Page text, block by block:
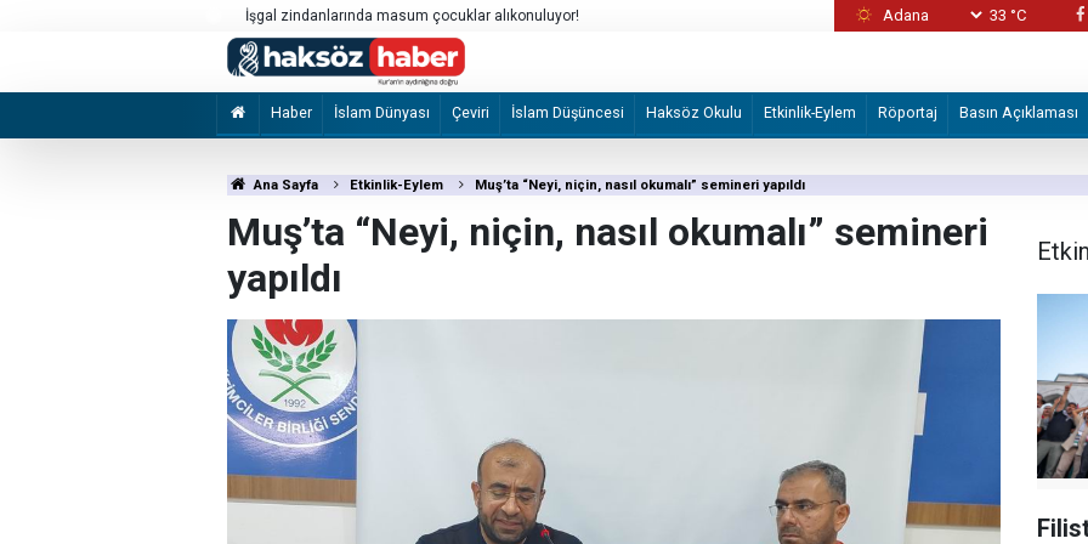
Katil Ben-Gvir'den, Filistinli esirlerin kıyafetlerine ve Kur'an-ı Kerimlerine el
konulması talimatı
İşgal askerlerinin Lübnan'da "karargah"
33 °C
Haber İslam Dünyası Çeviri İslam Düşüncesi Haksöz Okulu Etkinlik-Eylem Röportaj Basın Açıklaması
Ana Sayfa Etkinlik-Eylem Muş’ta “Neyi, niçin, nasıl okumalı” semineri yapıldı
Muş’ta “Neyi, niçin, nasıl okumalı” semineri
yapıldı